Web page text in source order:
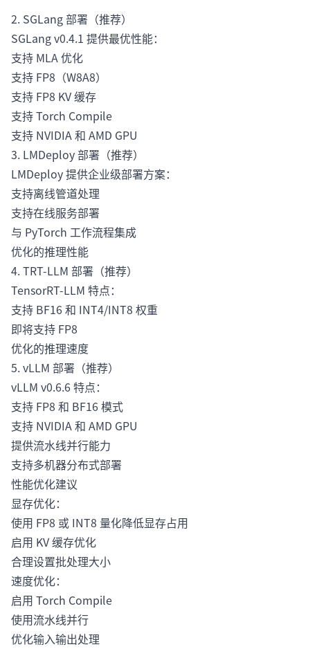
2. SGLang 部署（推荐）
SGLang v0.4.1 提供最优性能：
支持 MLA 优化
支持 FP8（W8A8）
支持 FP8 KV 缓存
支持 Torch Compile
支持 NVIDIA 和 AMD GPU
3. LMDeploy 部署（推荐）
LMDeploy 提供企业级部署方案：
支持离线管道处理
支持在线服务部署
与 PyTorch 工作流程集成
优化的推理性能
4. TRT-LLM 部署（推荐）
TensorRT-LLM 特点：
支持 BF16 和 INT4/INT8 权重
即将支持 FP8
优化的推理速度
5. vLLM 部署（推荐）
vLLM v0.6.6 特点：
支持 FP8 和 BF16 模式
支持 NVIDIA 和 AMD GPU
提供流水线并行能力
支持多机器分布式部署
性能优化建议
显存优化：
使用 FP8 或 INT8 量化降低显存占用
启用 KV 缓存优化
合理设置批处理大小
速度优化：
启用 Torch Compile
使用流水线并行
优化输入输出处理